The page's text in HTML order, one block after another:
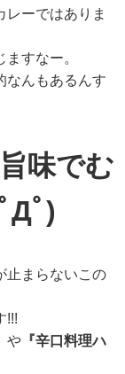
ーではありま
すなー。
なんもあるんす
味でむ
Дﾟ)
止まらないこの
!!!
や 『辛口料理ハ